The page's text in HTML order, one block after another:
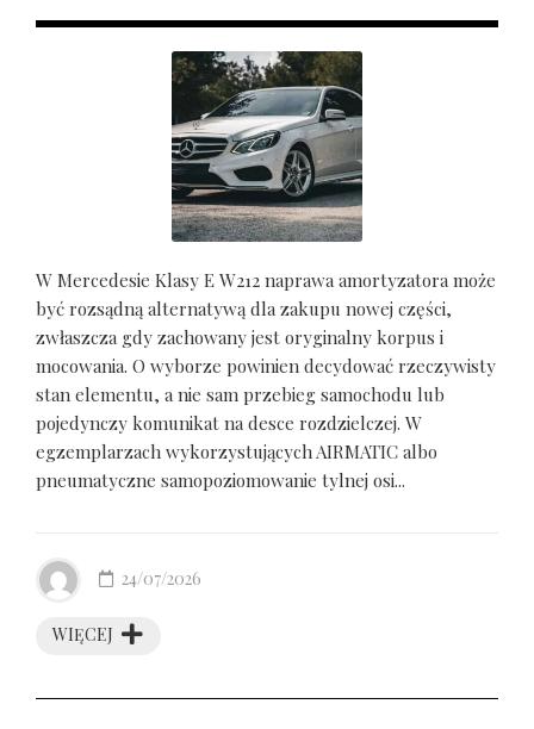
W Mercedesie Klasy E W212 naprawa amortyzatora może
być rozsądną alternatywą dla zakupu nowej części,
zwłaszcza gdy zachowany jest oryginalny korpus i
mocowania. O wyborze powinien decydować rzeczywisty
stan elementu, a nie sam przebieg samochodu lub
pojedynczy komunikat na desce rozdzielczej. W
egzemplarzach wykorzystujących AIRMATIC albo
pneumatyczne samopoziomowanie tylnej osi...
WIĘCEJ
24/07/2026